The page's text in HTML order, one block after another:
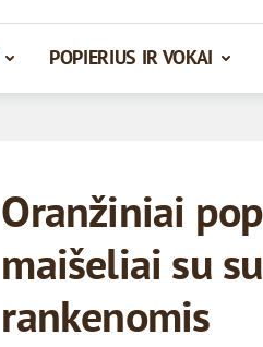
POPIERIUS IR VOKAI
Oranžiniai
maišeliai su
rankenomis